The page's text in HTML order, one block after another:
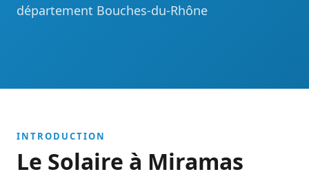
département Bouches-du-Rhône
INTRODUCTION
Le Solaire à Miramas